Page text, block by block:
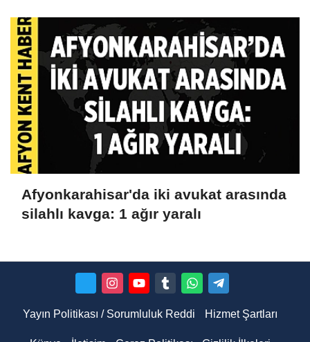
Afyonkarahisar'da iki avukat arasında
silahlı kavga: 1 ağır yaralı
Yayın Politikası / Sorumluluk Reddi Hizmet Şartları